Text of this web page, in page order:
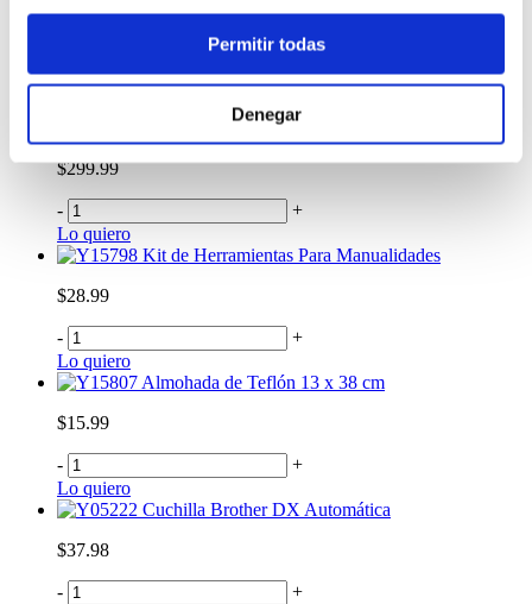
Permitir todas
Denegar
-
+
Mini Plancha Craft Grey
$299.99
-
+
Lo quiero
Kit de Herramientas Para Manualidades
$28.99
-
+
Lo quiero
Almohada de Teflón 13 x 38 cm
$15.99
-
+
Lo quiero
Cuchilla Brother DX Automática
$37.98
-
+